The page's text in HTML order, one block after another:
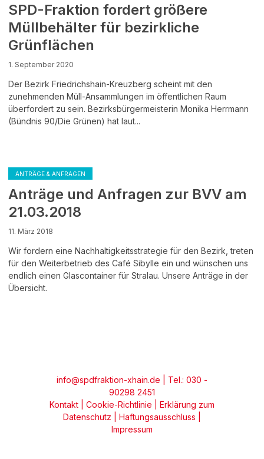
SPD-Fraktion fordert größere
Müllbehälter für bezirkliche
Grünflächen
1. September 2020
Der Bezirk Friedrichshain-Kreuzberg scheint mit den
zunehmenden Müll-Ansammlungen im öffentlichen Raum
überfordert zu sein. Bezirksbürgermeisterin Monika Herrmann
(Bündnis 90/Die Grünen) hat laut...
ANTRÄGE & ANFRAGEN
Anträge und Anfragen zur BVV am
21.03.2018
11. März 2018
Wir fordern eine Nachhaltigkeitsstrategie für den Bezirk, treten
für den Weiterbetrieb des Café Sibylle ein und wünschen uns
endlich einen Glascontainer für Stralau. Unsere Anträge in der
Übersicht.
info@spdfraktion-xhain.de | Tel.: 030 -
90298 2451
Kontakt
Cookie-Richtlinie
Erklärung zum
Datenschutz
Haftungsausschluss
Impressum